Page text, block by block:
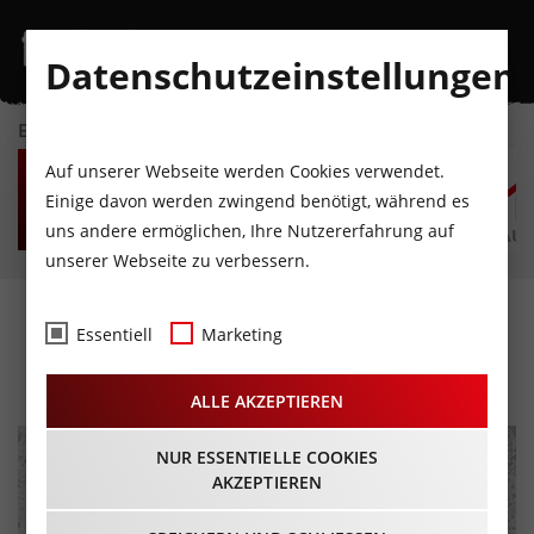
EVENTKALENDER
DO
6
AUGUST
FR
7
AUGUST
SA
8
AUGUST
SO
9
AUGUST
MO
10
AUGUST
Dein Herz ist gefragt
19.10.2022 - Beginn 19:30 Uhr
Datenschutzeinstellungen
Auf unserer Webseite werden Cookies verwendet.
Einige davon werden zwingend benötigt, während es
uns andere ermöglichen, Ihre Nutzererfahrung auf
unserer Webseite zu verbessern.
Essentiell Marketing
ALLE AKZEPTIEREN
NUR ESSENTIELLE COOKIES
AKZEPTIEREN